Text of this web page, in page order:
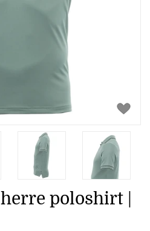
poloshirt |